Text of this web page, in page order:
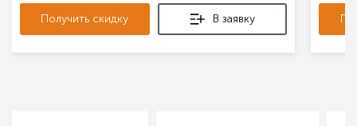
Получить скидку В заявку